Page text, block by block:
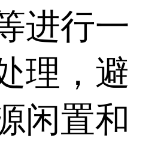
进行一
理，避
闲置和